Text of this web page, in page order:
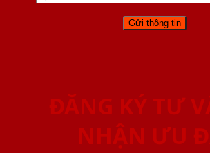
ĐĂNG KÝ TƯ
NHẬN ƯU